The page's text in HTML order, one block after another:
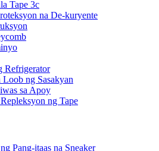
Tape 3c
na De-kuryente
Refrigerator
Loob ng Sasakyan
sa Apoy
ng Tape